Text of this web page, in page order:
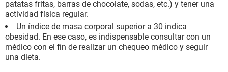
patatas fritas, barras de chocolate, sodas, etc.) y tener una
actividad física regular.
Un índice de masa corporal superior a 30 indica
obesidad. En ese caso, es indispensable consultar con un
médico con el fin de realizar un chequeo médico y seguir
una dieta.